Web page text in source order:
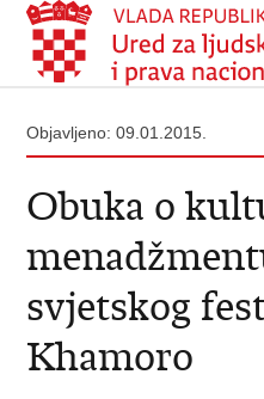
Objavljeno: 09.01.2015.
Obuka o
svjetskog
Khamoro